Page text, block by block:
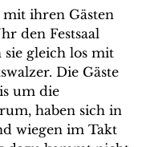
mit ihren Gästen
den Festsaal
sie gleich los mit
Die Gäste
um die
haben sich in
wiegen im Takt